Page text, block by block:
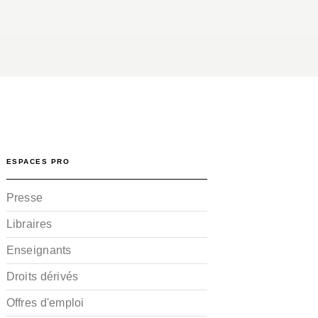
ESPACES PRO
Presse
Libraires
Enseignants
Droits dérivés
Offres d'emploi